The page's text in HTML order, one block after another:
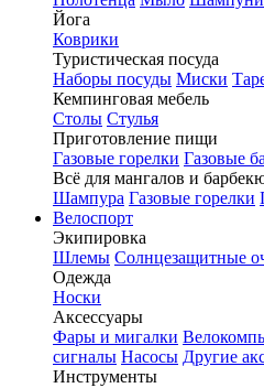
Йога
Коврики
Туристическая посуда
Наборы посуды Миски
Кемпинговая мебель
Столы Стулья
Приготовление пищи
Газовые горелки Газовые
Всё для мангалов и
Шампура Газовые горелки
Велоспорт
Экипировка
Шлемы Солнцезащитные
Одежда
Носки
Аксессуары
Фары и мигалки
сигналы Насосы Другие
Инструменты